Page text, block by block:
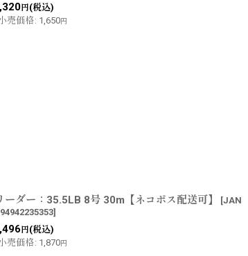
円(税込)
売価格: 1,650円
ダー：35.5LB 8号 30m【ネコポス配送可】 [JAN
]
円(税込)
売価格: 1,870円